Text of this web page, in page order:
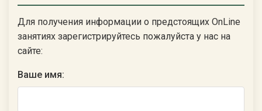
Для получения информации о предстоящих OnLine
занятиях зарегистрируйтесь пожалуйста у нас на
сайте:
Ваше имя: